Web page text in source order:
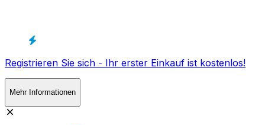
Registrieren Sie sich - Ihr erster Einkauf ist kostenlos!
Mehr Informationen